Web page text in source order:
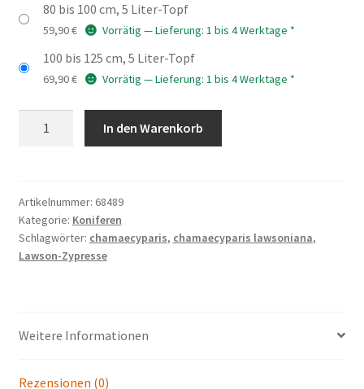
80 bis 100 cm, 5 Liter-Topf
59,90€ Vorrätig — Lieferung: 1 bis 4 Werktage *
100 bis 125 cm, 5 Liter-Topf
69,90€ Vorrätig — Lieferung: 1 bis 4 Werktage *
Menge
In den Warenkorb
Artikelnummer: 68489
Kategorie: Koniferen
Schlagwörter: chamaecyparis, chamaecyparis lawsoniana,
Lawson-Zypresse
Weitere Informationen
Rezensionen (0)